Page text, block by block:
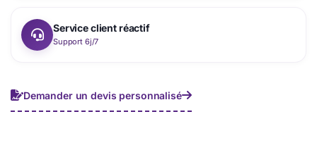
Service client réactif
Support 6j/7
Demander un devis personnalisé